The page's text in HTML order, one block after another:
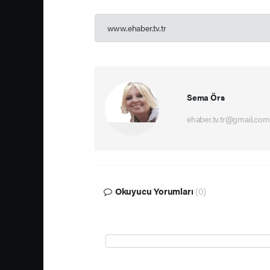
www.ehaber.tv.tr
Sema Örs
ehaber.tv.tr@gmail.com
Okuyucu Yorumları (0)